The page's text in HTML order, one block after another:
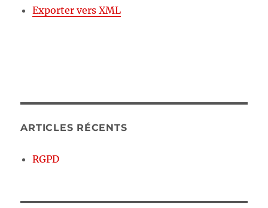
Exporter vers XML
ARTICLES RÉCENTS
RGPD